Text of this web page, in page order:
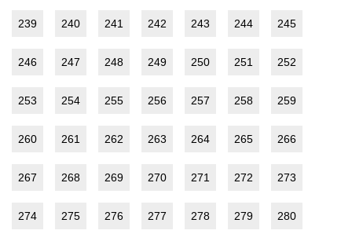
239 240 241 242 243 244 245
246 247 248 249 250 251 252
253 254 255 256 257 258 259
260 261 262 263 264 265 266
267 268 269 270 271 272 273
274 275 276 277 278 279 280